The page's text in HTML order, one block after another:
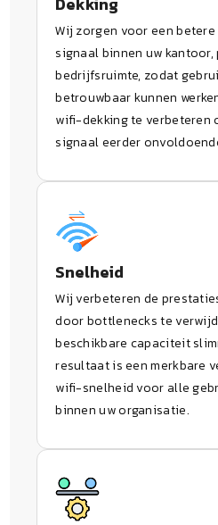
Wij zorgen voor een
signaal binnen uw
bedrijfsruimte, zodat
betrouwbaar kunnen
wifi-dekking te verbeteren
signaal eerder
Snelheid
Wij verbeteren de
door bottlenecks te
beschikbare capaciteit
resultaat is een merkbare
wifi-snelheid voor alle
binnen uw organisatie.